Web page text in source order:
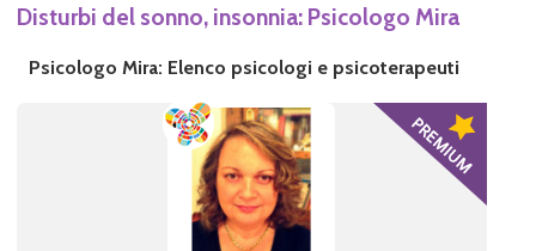
Disturbi del sonno, insonnia: Psicologo Mira
Psicologo Mira: Elenco psicologi e psicoterapeuti